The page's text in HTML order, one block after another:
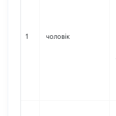
1 чоловік